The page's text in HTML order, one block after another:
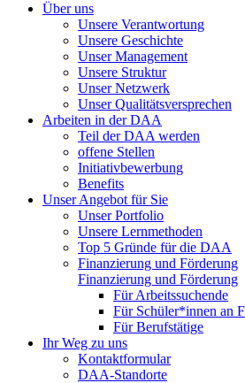
Über uns
Unsere Verantwortung
Unsere Geschichte
Unser Management
Unsere Struktur
Unser Netzwerk
Unser Qualitätsversprechen
Arbeiten in der DAA
Teil der DAA werden
offene Stellen
Initiativbewerbung
Benefits
Unser Angebot für Sie
Unser Portfolio
Unsere Lernmethoden
Top 5 Gründe für die DAA
Finanzierung und Förderung
Finanzierung und Förderung
Für Arbeitssuchende
Für Schüler*innen an
Für Berufstätige
Ihr Weg zu uns
Kontaktformular
DAA-Standorte